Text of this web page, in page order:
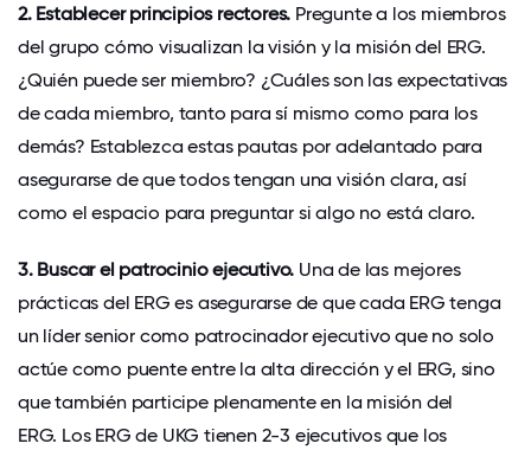
2. Establecer principios rectores. Pregunte a los miembros
del grupo cómo visualizan la visión y la misión del ERG.
¿Quién puede ser miembro? ¿Cuáles son las expectativas
de cada miembro, tanto para sí mismo como para los
demás? Establezca estas pautas por adelantado para
asegurarse de que todos tengan una visión clara, así
como el espacio para preguntar si algo no está claro.
3. Buscar el patrocinio ejecutivo. Una de las mejores
prácticas del ERG es asegurarse de que cada ERG tenga
un líder senior como patrocinador ejecutivo que no solo
actúe como puente entre la alta dirección y el ERG, sino
que también participe plenamente en la misión del
ERG. Los ERG de UKG tienen 2-3 ejecutivos que los